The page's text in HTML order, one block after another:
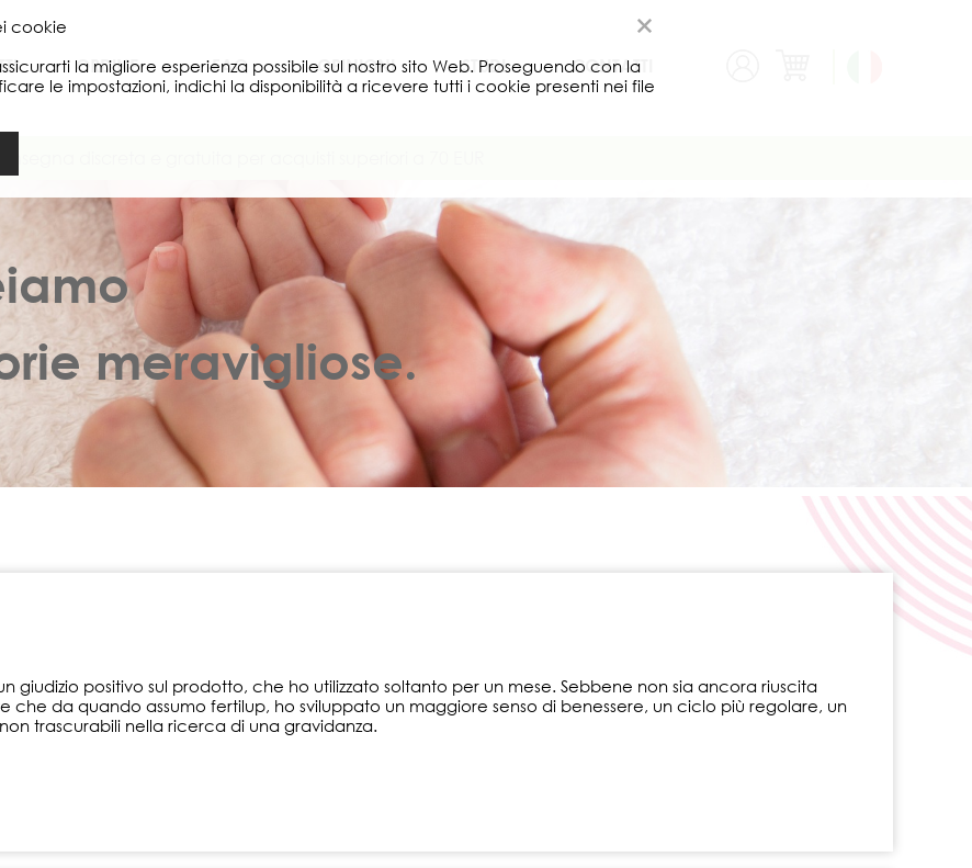
ORDINE FAQ OPINIONI STUDI CONTATTI
meravigliose.
giudizio positivo sul prodotto, che ho utilizzato soltanto per un mese. Sebbene non sia ancora riuscita
da quando assumo fertilup, ho sviluppato un maggiore senso di benessere, un ciclo più regolare, un
trascurabili nella ricerca di una gravidanza.
cookie
la migliore esperienza possibile sul nostro sito Web. Proseguendo con la
le impostazioni, indichi la disponibilità a ricevere tutti i cookie presenti nei file